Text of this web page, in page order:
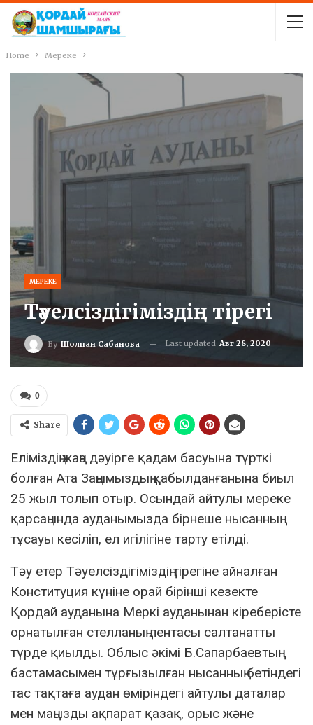
Home Мереке
МЕРЕКЕ
Тәуелсіздігіміздің тірегі
ByШолпан Сабанова Last updated Авг 28, 2020
0
Share
Еліміздің жаңа дәуірге қадам басуына түрткі
болған Ата Заңымыздың қабылданғанына биыл
25 жыл толып отыр. Осындай айтулы мереке
қарсаңында ауданымызда бірнеше нысанның
тұсауы кесіліп, ел игілігіне тарту етілді.
Тәу етер Тәуелсіздігіміздің тірегіне айналған
Конституция күніне орай бірінші кезекте
Қордай ауданына Меркі ауданынан кіреберісте
орнатылған стелланың лентасы салтанатты
түрде қиылды. Облыс әкімі Б.Сапарбаевтың
бастамасымен тұрғызылған нысанның бетіндегі
тас тақтаға аудан өміріндегі айтулы даталар
мен маңызды ақпарат қазақ, орыс және